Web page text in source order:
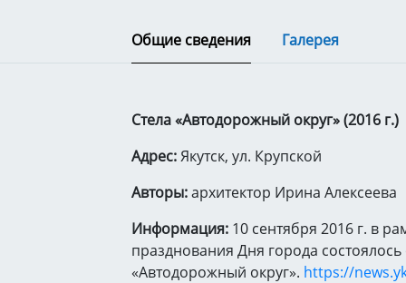
Общие сведения Галерея
Стела «Автодорожный округ» (2016 г.)
Адрес:Якутск, ул. Крупской
Авторы:архитектор Ирина Алексеева
Информация: 10 сентября 2016 г. в
празднования Дня города
«Автодорожный округ». https://